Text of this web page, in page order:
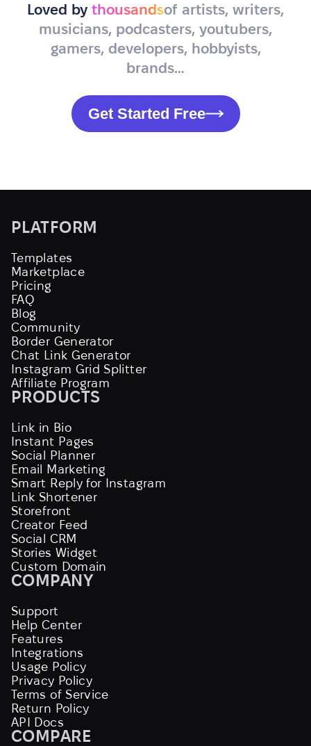
Loved by thousandsof artists, writers,
musicians, podcasters, youtubers,
gamers, developers, hobbyists,
brands…
Get Started Free
PLATFORM
Templates
Marketplace
Pricing
FAQ
Blog
Community
Border Generator
Chat Link Generator
Instagram Grid Splitter
Affiliate Program
PRODUCTS
Link in Bio
Instant Pages
Social Planner
Email Marketing
Smart Reply for Instagram
Link Shortener
Storefront
Creator Feed
Social CRM
Stories Widget
Custom Domain
COMPANY
Support
Help Center
Features
Integrations
Usage Policy
Privacy Policy
Terms of Service
Return Policy
API Docs
COMPARE